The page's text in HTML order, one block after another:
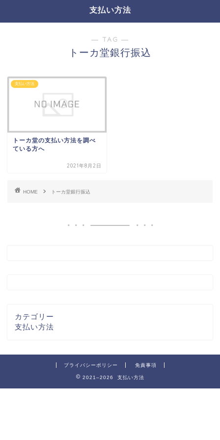
支払い方法
― TAG ―
トーカ堂銀行振込
支払い方法
トーカ堂の支払い方法を調べ
ている方へ
2021年8月2日
HOME トーカ堂銀行振込
カテゴリー
支払い方法
プライバシーポリシー 免責事項
2021–2026 支払い方法